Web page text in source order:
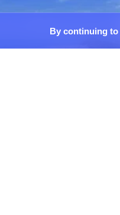
By continuing